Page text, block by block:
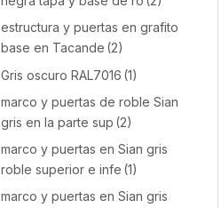
estructura y puertas en grafito
base en Tacande (2)
Gris oscuro RAL7016 (1)
marco y puertas de roble Sian
gris en la parte sup (2)
marco y puertas en Sian gris
roble superior e infe (1)
marco y puertas en Sian gris